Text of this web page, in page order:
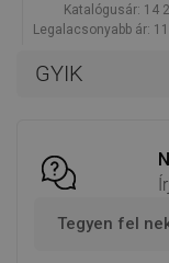
GYIK
Tegyen fel
Katalógusár: 14
Legalacsonyabb ár: